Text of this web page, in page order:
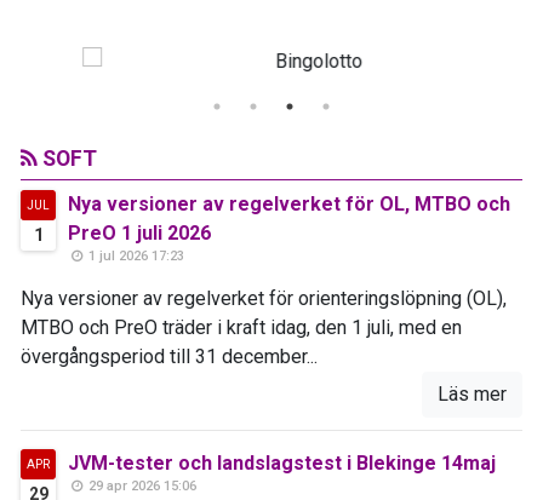
SOFT
JUL
1
Nya versioner av regelverket för OL, MTBO och
PreO 1 juli 2026
1 jul 2026 17:23
Nya versioner av regelverket för orienteringslöpning (OL),
MTBO och PreO träder i kraft idag, den 1 juli, med en
övergångsperiod till 31 december...
Läs mer
APR
29
JVM-tester och landslagstest i Blekinge 14maj
29 apr 2026 15:06